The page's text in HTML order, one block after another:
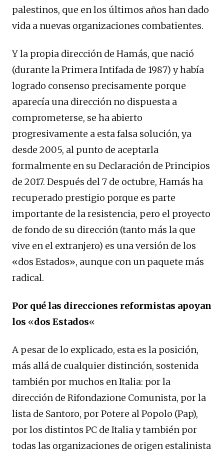
palestinos, que en los últimos años han dado
vida a nuevas organizaciones combatientes.
Y la propia dirección de Hamás, que nació
(durante la Primera Intifada de 1987) y había
logrado consenso precisamente porque
aparecía una dirección no dispuesta a
comprometerse, se ha abierto
progresivamente a esta falsa solución, ya
desde 2005, al punto de aceptarla
formalmente en su Declaración de Principios
de 2017. Después del 7 de octubre, Hamás ha
recuperado prestigio porque es parte
importante de la resistencia, pero el proyecto
de fondo de su dirección (tanto más la que
vive en el extranjero) es una versión de los
«dos Estados», aunque con un paquete más
radical.
Por qué las direcciones reformistas apoyan
los «dos Estados«
A pesar de lo explicado, esta es la posición,
más allá de cualquier distinción, sostenida
también por muchos en Italia: por la
dirección de Rifondazione Comunista, por la
lista de Santoro, por Potere al Popolo (Pap),
por los distintos PC de Italia y también por
todas las organizaciones de origen estalinista